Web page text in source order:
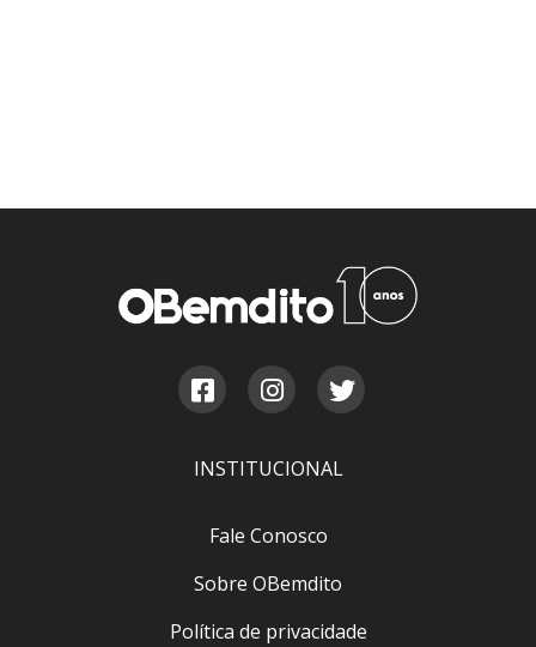
INSTITUCIONAL
Fale Conosco
Sobre OBemdito
Política de privacidade